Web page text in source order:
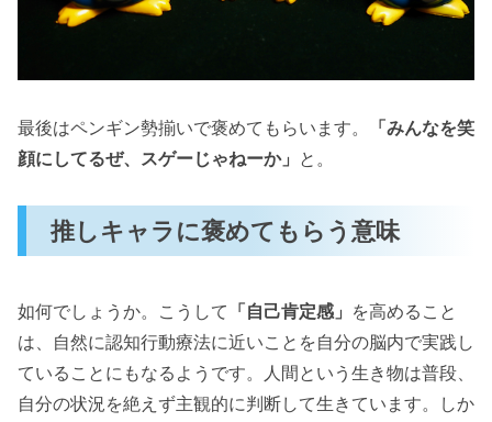
最後はペンギン勢揃いで褒めてもらいます。
「みんなを笑
顔にしてるぜ、スゲーじゃねーか」 と。
推しキャラに褒めてもらう意味
如何でしょうか。こうして 「自己肯定感」 を高めること
は、自然に認知行動療法に近いことを自分の脳内で実践し
ていることにもなるようです。人間という生き物は普段、
自分の状況を絶えず主観的に判断して生きています。しか